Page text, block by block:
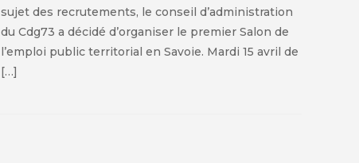
sujet des recrutements, le conseil d’administration
du Cdg73 a décidé d’organiser le premier Salon de
l’emploi public territorial en Savoie. Mardi 15 avril de
[…]